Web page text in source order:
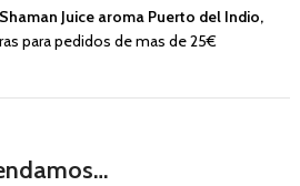
Shaman Juice aroma Puerto del Indio,
para pedidos de mas de 25€